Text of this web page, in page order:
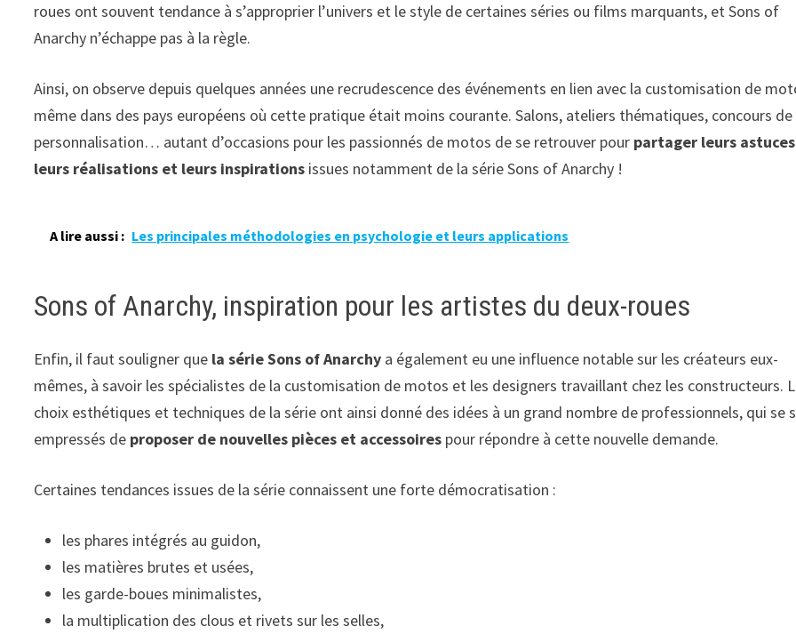
roues ont souvent tendance à s’approprier l’univers et le style de certaines séries ou films marquants, et Sons of
Anarchy n’échappe pas à la règle.
Ainsi, on observe depuis quelques années une recrudescence des événements en lien avec la customisation de
même dans des pays européens où cette pratique était moins courante. Salons, ateliers thématiques, concours de
personnalisation… autant d’occasions pour les passionnés de motos de se retrouver pour partager leurs
leurs réalisations et leurs inspirations issues notamment de la série Sons of Anarchy !
A lire aussi : Les principales méthodologies en psychologie et leurs applications
Sons of Anarchy, inspiration pour les artistes du deux-roues
Enfin, il faut souligner que la série Sons of Anarchy a également eu une influence notable sur les créateurs eux-
mêmes, à savoir les spécialistes de la customisation de motos et les designers travaillant chez les constructeurs.
choix esthétiques et techniques de la série ont ainsi donné des idées à un grand nombre de professionnels, qui se
empressés de proposer de nouvelles pièces et accessoires pour répondre à cette nouvelle demande.
Certaines tendances issues de la série connaissent une forte démocratisation :
les phares intégrés au guidon,
les matières brutes et usées,
les garde-boues minimalistes,
la multiplication des clous et rivets sur les selles,